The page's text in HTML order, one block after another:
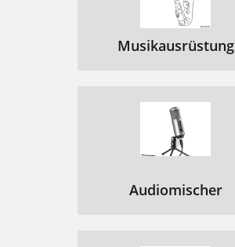
Musikausrüstung
Audiomischer